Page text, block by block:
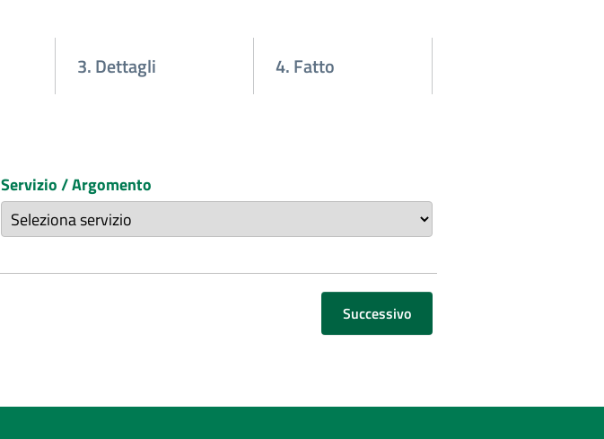
3. Dettagli 4. Fatto
Servizio / Argomento
Successivo